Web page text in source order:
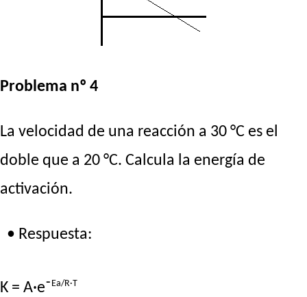
Problema nº 4
La velocidad de una reacción a 30 °C es el
doble que a 20 °C. Calcula la energía de
activación.
• Respuesta:
K = A·e⁻ Ea/R·T